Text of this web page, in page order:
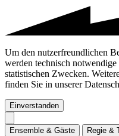
Um den nutzerfreundlichen
werden technisch
statistischen Zwecken.
finden Sie in unserer
Einverstanden
Ensem b e & Gäste Regie &